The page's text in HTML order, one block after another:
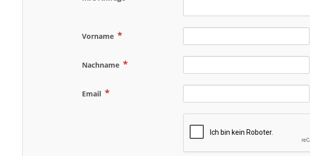
Vorname
Nachname
Email